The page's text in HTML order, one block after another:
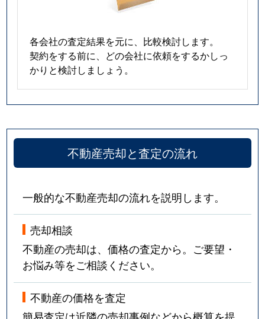
各会社の査定結果を元に、比較検討します。
契約をする前に、どの会社に依頼をするかしっ
かりと検討しましょう。
不動産売却と査定の流れ
一般的な不動産売却の流れを説明します。
売却相談
不動産の売却は、価格の査定から。ご要望・
お悩み等をご相談ください。
不動産の価格を査定